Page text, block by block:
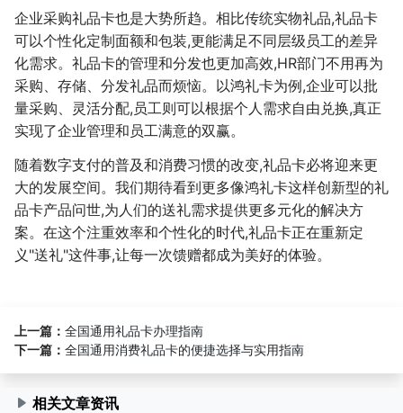
企业采购礼品卡也是大势所趋。相比传统实物礼品,礼品卡
可以个性化定制面额和包装,更能满足不同层级员工的差异
化需求。礼品卡的管理和分发也更加高效,HR部门不用再为
采购、存储、分发礼品而烦恼。以鸿礼卡为例,企业可以批
量采购、灵活分配,员工则可以根据个人需求自由兑换,真正
实现了企业管理和员工满意的双赢。
随着数字支付的普及和消费习惯的改变,礼品卡必将迎来更
大的发展空间。我们期待看到更多像鸿礼卡这样创新型的礼
品卡产品问世,为人们的送礼需求提供更多元化的解决方
案。在这个注重效率和个性化的时代,礼品卡正在重新定
义"送礼"这件事,让每一次馈赠都成为美好的体验。
上一篇： 全国通用礼品卡办理指南
下一篇： 全国通用消费礼品卡的便捷选择与实用指南
相关文章资讯